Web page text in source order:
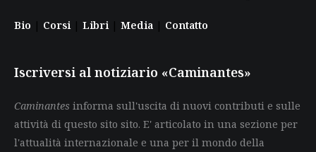
Bio | Corsi | Libri | Media | Contatto
Iscriversi al notiziario «Caminantes»
Caminantes informa sull'uscita di nuovi contributi e sulle
attività di questo sito sito. E' articolato in una sezione per
l'attualità internazionale e una per il mondo della